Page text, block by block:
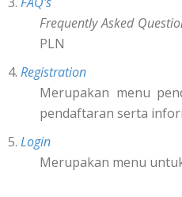
Frequently Asked
PLN
4. Registration
Merupakan menu
pendaftaran serta
5. Login
Merupakan menu